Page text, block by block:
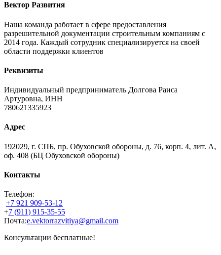
Вектор Развития
Наша команда работает в сфере предоставления
разрешительной документации строительным компаниям с
2014 года. Каждый сотрудник специализируется на своей
области поддержки клиентов
Реквизиты
Индивидуальный предприниматель Долгова Раиса
Артуровна, ИНН
780621335923
Адрес
192029, г. СПБ, пр. Обуховской обороны, д. 76, корп. 4, лит. А,
оф. 408 (БЦ Обуховской обороны)
Контакты
Телефон:
+7 921 909-53-12
+7 (911) 915-35-55
Почта:e.vektorrazvitiya@gmail.com
Консультации бесплатные!